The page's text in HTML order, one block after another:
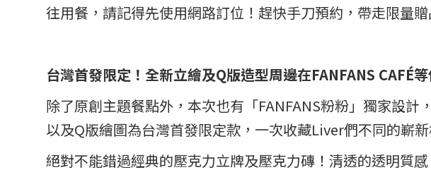
往用餐，請記得先使用網路訂位！趕快手刀預約，帶走限量贈
台灣首發限定！全新立繪及Q版造型周邊在FANFANS CAFÉ等
除了原創主題餐點外，本次也有「FANFANS粉粉」獨家設
以及Q版繪圖為台灣首發限定款，一次收藏Liver們不同的嶄新
絕對不能錯過經典的壓克力立牌及壓克力磚！清透的透明質